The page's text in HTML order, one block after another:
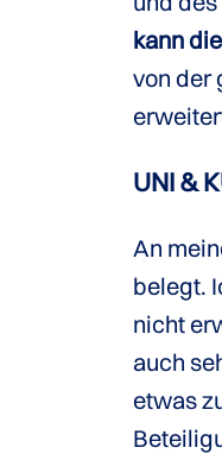
kann
von der
UNI &
An
belegt.
nicht
auch
etwas